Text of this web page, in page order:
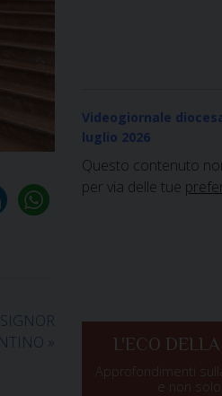
»
Videogiornale
luglio 2026
Questo contenuto
per via delle tue
L'ECO
Approfondimenti
e non